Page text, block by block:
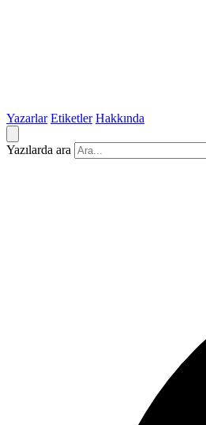
Yazarlar Etiketler Hakkında
Yazılarda ara